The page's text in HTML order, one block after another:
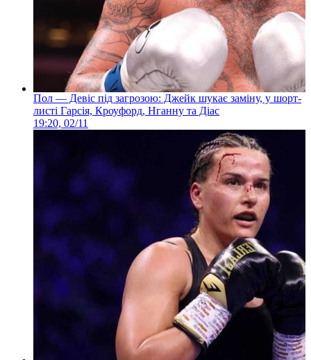
Пол — Девіс під загрозою: Джейк шукає заміну, у шорт-
листі Гарсія, Кроуфорд, Нганну та Діас
19:20, 02/11